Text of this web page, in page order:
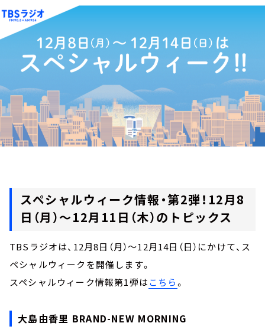
TBS Podcast
お知らせ
イベント・グッズ
YouTube
会社情報
スペシャルウィーク情報・第2弾！12月8
日（月）～12月11日（木）のトピックス
TBSラジオは、12月8日（月）～12月14日（日）にかけて、ス
ペシャルウィークを開催します。
スペシャルウィーク情報第1弾はこちら。
大島由香里 BRAND-NEW MORNING